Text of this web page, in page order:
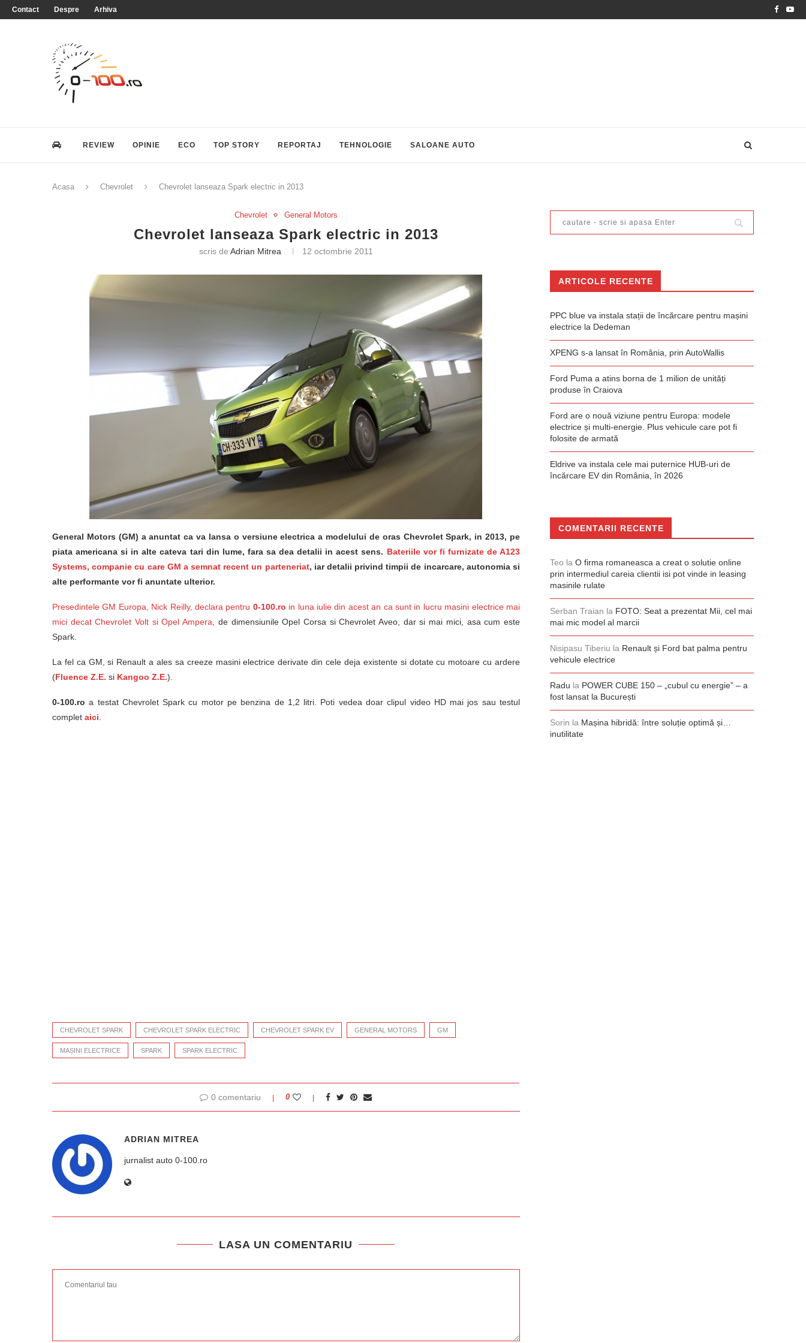
Contact Despre Arhiva
REVIEW OPINIE ECO TOP STORY REPORTAJ TEHNOLOGIE SALOANE AUTO
Acasa Chevrolet Chevrolet lanseaza Spark electric in 2013
Chevrolet General Motors
Chevrolet lanseaza Spark electric in 2013
scris de Adrian Mitrea 12 octombrie 2011
General Motors (GM) a anuntat ca va lansa o versiune electrica a modelului de oras Chevrolet Spark, in 2013, pe
piata americana si in alte cateva tari din lume, fara sa dea detalii in acest sens. Bateriile vor fi furnizate de A123
Systems, companie cu care GM a semnat recent un parteneriat, iar detalii privind timpii de incarcare, autonomia si
alte performante vor fi anuntate ulterior.
Presedintele GM Europa, Nick Reilly, declara pentru 0-100.ro in luna iulie din acest an ca sunt in lucru masini electrice mai
mici decat Chevrolet Volt si Opel Ampera , de dimensiunile Opel Corsa si Chevrolet Aveo, dar si mai mici, asa cum este
Spark.
La fel ca GM, si Renault a ales sa creeze masini electrice derivate din cele deja existente si dotate cu motoare cu ardere
(Fluence Z.E. si Kangoo Z.E.).
0-100.ro a testat Chevrolet Spark cu motor pe benzina de 1,2 litri. Poti vedea doar clipul video HD mai jos sau testul
complet aici
CHEVROLET SPARK CHEVROLET SPARK ELECTRIC CHEVROLET SPARK EV GENERAL MOTORS GM
MAȘINI ELECTRICE SPARK SPARK ELECTRIC
0 comentariu 0
ADRIAN MITREA
jurnalist auto 0-100.ro
LASA UN COMENTARIU
ARTICOLE RECENTE
PPC blue va instala stații de încărcare pentru mașini
electrice la Dedeman
XPENG s-a lansat în România, prin AutoWallis
Ford Puma a atins borna de 1 milion de unități
produse în Craiova
Ford are o nouă viziune pentru Europa: modele
electrice și multi-energie. Plus vehicule care pot fi
folosite de armată
Eldrive va instala cele mai puternice HUB-uri de
încărcare EV din România, în 2026
COMENTARII RECENTE
Teo la O firma romaneasca a creat o solutie online
prin intermediul careia clientii isi pot vinde in leasing
masinile rulate
Serban Traian la FOTO: Seat a prezentat Mii, cel mai
mai mic model al marcii
Nisipasu Tiberiu la Renault și Ford bat palma pentru
vehicule electrice
Radu la POWER CUBE 150 – „cubul cu energie” – a
fost lansat la București
Sorin la Mașina hibridă: între soluție optimă și…
inutilitate